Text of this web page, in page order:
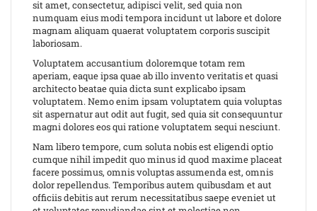
sit amet, consectetur, adipisci velit, sed quia non
numquam eius modi tempora incidunt ut labore et dolore
magnam aliquam quaerat voluptatem corporis suscipit
laboriosam.
Voluptatem accusantium doloremque totam rem
aperiam, eaque ipsa quae ab illo invento veritatis et quasi
architecto beatae quia dicta sunt explicabo ipsam
voluptatem. Nemo enim ipsam voluptatem quia voluptas
sit aspernatur aut odit aut fugit, sed quia sit consequuntur
magni dolores eos qui ratione voluptatem sequi nesciunt.
Nam libero tempore, cum soluta nobis est eligendi optio
cumque nihil impedit quo minus id quod maxime placeat
facere possimus, omnis voluptas assumenda est, omnis
dolor repellendus. Temporibus autem quibusdam et aut
officiis debitis aut rerum necessitatibus saepe eveniet ut